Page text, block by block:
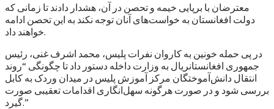
معترضان با برپایی خیمه و تحصن در آن، هشدار دادند تا زمانی که
دولت افغانستان به خواست‌های آنان توجه نکند به این تحصن ادامه
خواهند داد.
در پی حمله خونین به کاروان نفرات پلیس، محمد اشرف غنی، رئیس
جمهوری افغانستانريال به وزارت داخله دستور داد تا چگونگی “روند
انتقال دانش‌آموختگان مرکز آموزش پلیس در میدان وردک به کابل
بررسی شود و در صورت هرگونه سهل‌انگاری اقدامات تعقیبی صورت
گیرد.”